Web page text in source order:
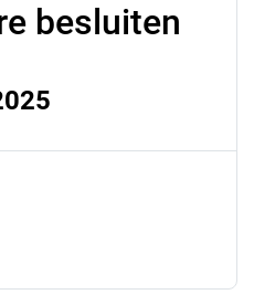
besluiten